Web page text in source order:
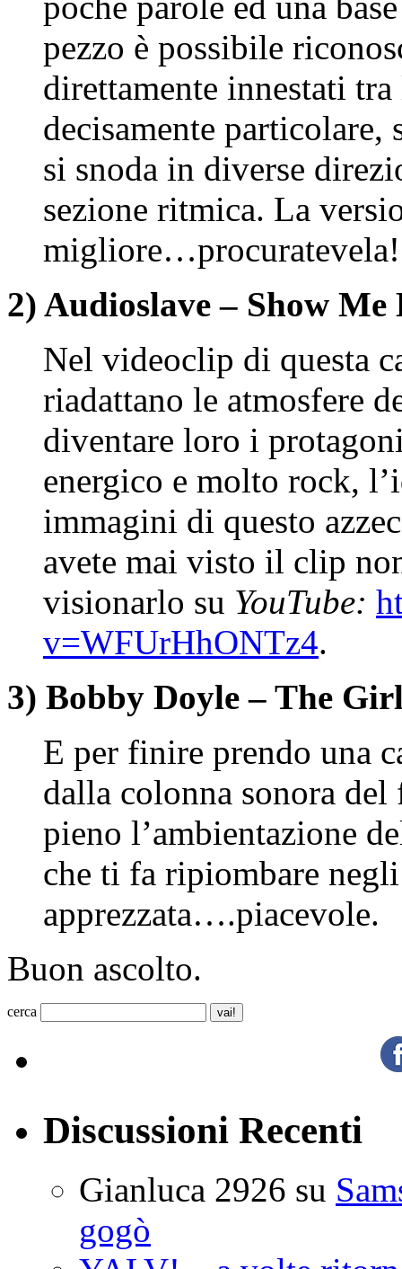
pezzo è possibile
direttamente innestati
decisamente particolare,
si snoda in diverse
sezione ritmica. La
migliore…procuratevela!
2) Audioslave – Show Me
Nel videoclip di questa
riadattano le atmosfere
diventare loro i
energico e molto rock,
immagini di questo
avete mai visto il clip
visionarlo su YouTube:
v=WFUrHhONTz4.
3) Bobby Doyle – The
E per finire prendo una
dalla colonna sonora
pieno l’ambientazione
che ti fa ripiombare
apprezzata….piacevole.
Buon ascolto.
cerca
Discussioni Recenti
Gianluca 2926 su
gogò